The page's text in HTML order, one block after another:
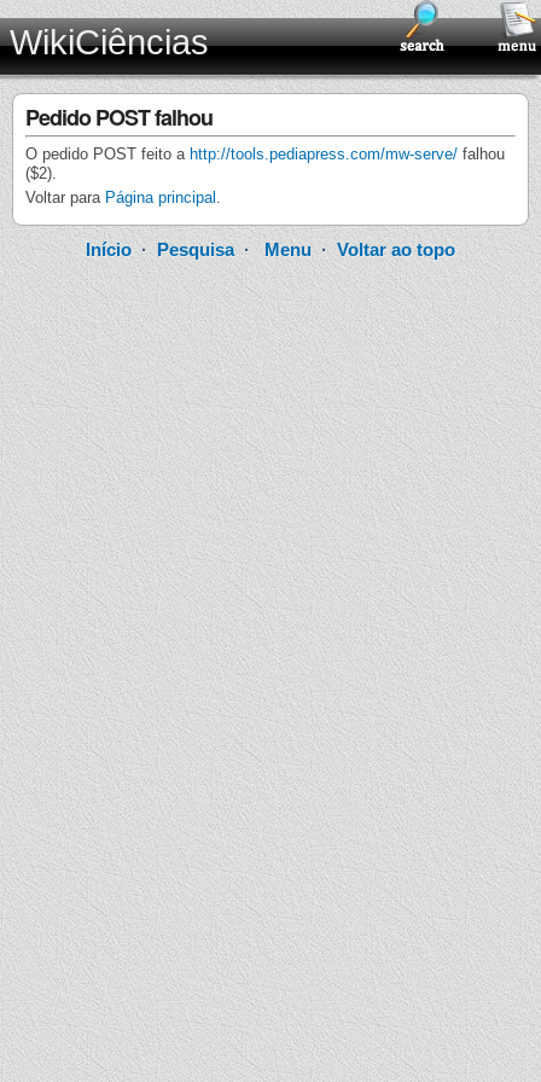
WikiCiências
Pedido POST falhou
O pedido POST feito a http://tools.pediapress.com/mw-serve/ falhou
($2).
Voltar para Página principal .
Início·Pesquisa· Menu· Voltar ao topo